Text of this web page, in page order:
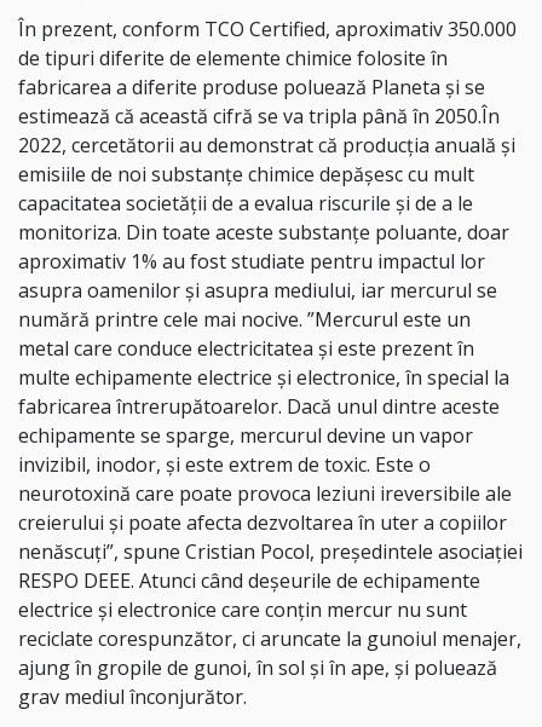
În prezent, conform TCO Certified, aproximativ 350.000
de tipuri diferite de elemente chimice folosite în
fabricarea a diferite produse poluează Planeta şi se
estimează că această cifră se va tripla până în 2050.În
2022, cercetătorii au demonstrat că producţia anuală şi
emisiile de noi substanţe chimice depăşesc cu mult
capacitatea societăţii de a evalua riscurile şi de a le
monitoriza. Din toate aceste substanţe poluante, doar
aproximativ 1% au fost studiate pentru impactul lor
asupra oamenilor şi asupra mediului, iar mercurul se
numără printre cele mai nocive. ”Mercurul este un
metal care conduce electricitatea şi este prezent în
multe echipamente electrice şi electronice, în special la
fabricarea întrerupătoarelor. Dacă unul dintre aceste
echipamente se sparge, mercurul devine un vapor
invizibil, inodor, şi este extrem de toxic. Este o
neurotoxină care poate provoca leziuni ireversibile ale
creierului şi poate afecta dezvoltarea în uter a copiilor
nenăscuţi”, spune Cristian Pocol, preşedintele asociaţiei
RESPO DEEE. Atunci când deşeurile de echipamente
electrice şi electronice care conţin mercur nu sunt
reciclate corespunzător, ci aruncate la gunoiul menajer,
ajung în gropile de gunoi, în sol şi în ape, şi poluează
grav mediul înconjurător.